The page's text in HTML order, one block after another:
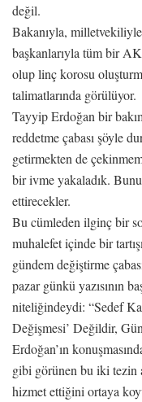
değil.
Bakanıyla,
başkanlarıyla tüm bir
olup linç korosu
talimatlarında görülüyor.
Tayyip Erdoğan bir
reddetme çabası şöyle
getirmekten de
bir ivme yakaladık.
ettirecekler.
Bu cümleden ilginç bir
muhalefet içinde bir
gündem değiştirme
pazar günkü yazısının
niteliğindeydi: “Sedef
Değişmesi’ Değildir,
Erdoğan’ın
gibi görünen bu iki tezin
hizmet ettiğini ortaya